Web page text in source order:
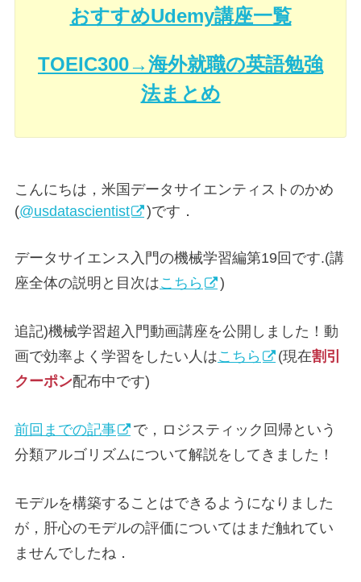
おすすめUdemy講座一覧
TOEIC300→海外就職の英語勉強
法まとめ
こんにちは，米国データサイエンティストのかめ
(@usdatascientist )です．
データサイエンス入門の機械学習編第19回です.(講
座全体の説明と目次はこちら )
追記)機械学習超入門動画講座を公開しました！動
画で効率よく学習をしたい人はこちら (現在割引
クーポン配布中です)
前回までの記事
で，ロジスティック回帰という
分類アルゴリズムについて解説をしてきました！
モデルを構築することはできるようになりました
が，肝心のモデルの評価についてはまだ触れてい
ませんでしたね．